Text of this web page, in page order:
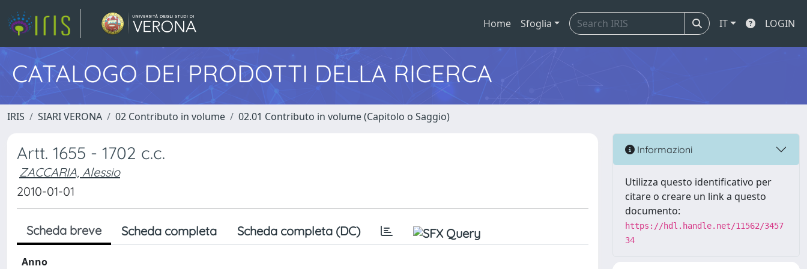
Home Sfoglia IT LOGIN
CATALOGO DEI PRODOTTI DELLA RICERCA
IRIS SIARI VERONA 02 Contributo in volume 02.01 Contributo in volume (Capitolo o Saggio)
Artt. 1655 - 1702 c.c.
ZACCARIA, Alessio
2010-01-01
Scheda breve Scheda completa Scheda completa (DC)
Anno
Informazioni
Utilizza questo identificativo per
citare o creare un link a questo
documento:
https://hdl.handle.net/11562/3457
34